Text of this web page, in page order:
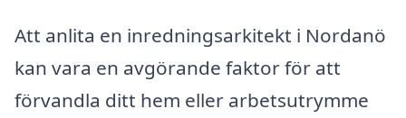
Att anlita en inredningsarkitekt i Nordanö
kan vara en avgörande faktor för att
förvandla ditt hem eller arbetsutrymme